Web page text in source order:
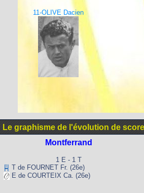
11-OLIVE Dacien
Le graphisme de l'évolution de
Montferrand
1 E - 1 T
T de FOURNET Fr. (26e)
E de COURTEIX Ca. (26e)